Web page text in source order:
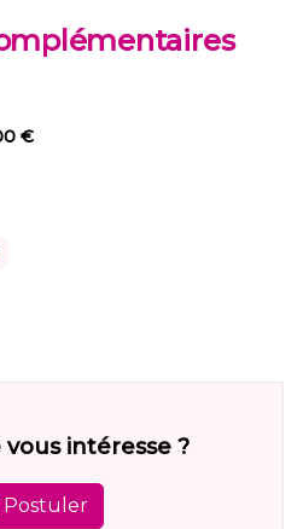
€
intéresse ?